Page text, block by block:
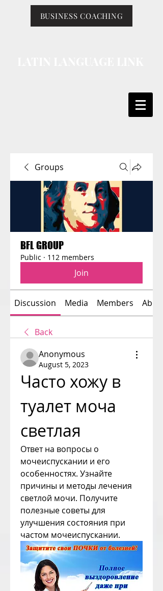
BUSINESS COACHING
Groups
BFL GROUP
Public · 112 members
Join
Discussion Media Members About
Back
Anonymous
August 5, 2023
Часто хожу в
туалет моча
светлая
Ответ на вопросы о
мочеиспускании и его
особенностях. Узнайте
причины и методы лечения
светлой мочи. Получите
полезные советы для
улучшения состояния при
частом мочеиспускании.